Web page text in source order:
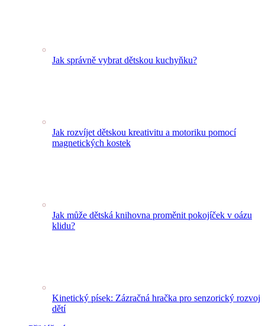
Jak správně vybrat dětskou kuchyňku?
Jak rozvíjet dětskou kreativitu a motoriku pomocí
magnetických kostek
Jak může dětská knihovna proměnit pokojíček v oázu
klidu?
Kinetický písek: Zázračná hračka pro senzorický rozvoj
dětí